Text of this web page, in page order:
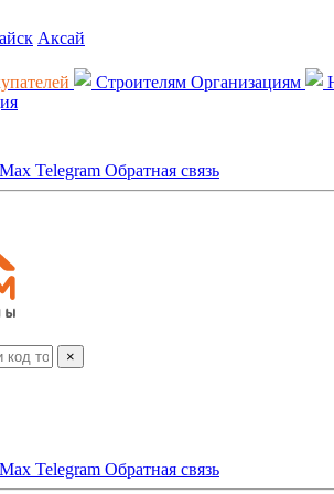
Аксай
Строителям Организациям
Max Telegram Обратная связь
×
Max Telegram Обратная связь